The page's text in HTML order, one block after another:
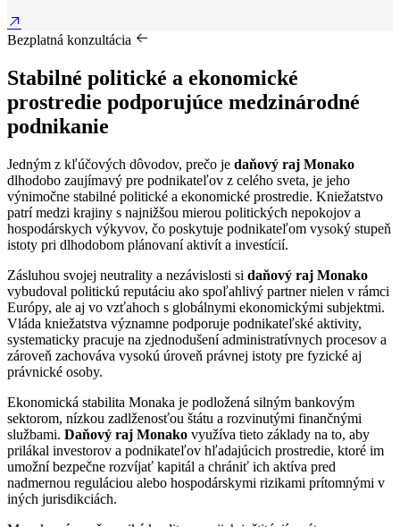
Bezplatná konzultácia
Stabilné politické a ekonomické
prostredie podporujúce medzinárodné
podnikanie
Jedným z kľúčových dôvodov, prečo je daňový raj Monako
dlhodobo zaujímavý pre podnikateľov z celého sveta, je jeho
výnimočne stabilné politické a ekonomické prostredie. Kniežatstvo
patrí medzi krajiny s najnižšou mierou politických nepokojov a
hospodárskych výkyvov, čo poskytuje podnikateľom vysoký stupeň
istoty pri dlhodobom plánovaní aktivít a investícií.
Zásluhou svojej neutrality a nezávislosti si daňový raj Monako
vybudoval politickú reputáciu ako spoľahlivý partner nielen v rámci
Európy, ale aj vo vzťahoch s globálnymi ekonomickými subjektmi.
Vláda kniežatstva významne podporuje podnikateľské aktivity,
systematicky pracuje na zjednodušení administratívnych procesov a
zároveň zachováva vysokú úroveň právnej istoty pre fyzické aj
právnické osoby.
Ekonomická stabilita Monaka je podložená silným bankovým
sektorom, nízkou zadlženosťou štátu a rozvinutými finančnými
službami. Daňový raj Monako využíva tieto základy na to, aby
prilákal investorov a podnikateľov hľadajúcich prostredie, ktoré im
umožní bezpečne rozvíjať kapitál a chrániť ich aktíva pred
nadmernou reguláciou alebo hospodárskymi rizikami prítomnými v
iných jurisdikciách.